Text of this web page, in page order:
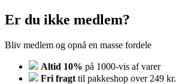
Er du ikke medlem?
Bliv medlem og opnå en masse fordele
Altid 10% på 1000-vis af varer
Fri fragt til pakkeshop over 249 kr.